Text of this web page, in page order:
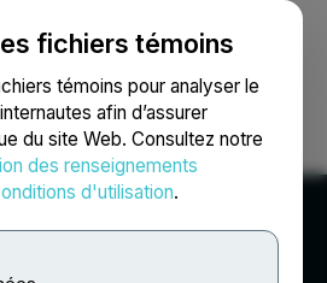
fichiers témoins
témoins pour analyser le
afin d’assurer
du site Web. Consultez notre
des renseignements
d'utilisation.
Recherche English